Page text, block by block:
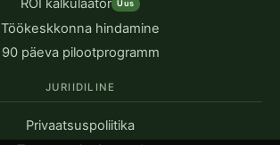
ROI kalkulaator Uus
Töökeskkonna hindamine
90 päeva pilootprogramm
JURIIDILINE
Privaatsuspoliitika